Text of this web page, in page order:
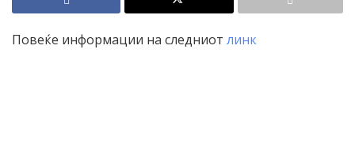
Повеќе информации на следниот линк